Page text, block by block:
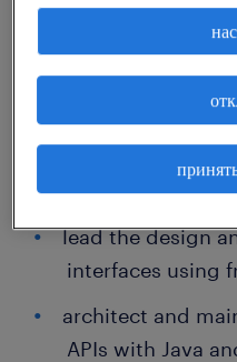
real-time data
project, extensive
opportunities, and
model in major
lead the design
interfaces using
architect and
APIs with Java